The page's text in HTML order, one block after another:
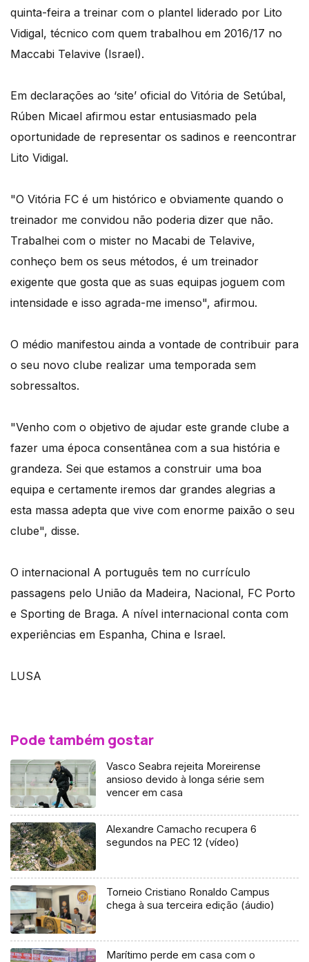
quinta-feira a treinar com o plantel liderado por Lito
Vidigal, técnico com quem trabalhou em 2016/17 no
Maccabi Telavive (Israel).
Em declarações ao ‘site’ oficial do Vitória de Setúbal,
Rúben Micael afirmou estar entusiasmado pela
oportunidade de representar os sadinos e reencontrar
Lito Vidigal.
"O Vitória FC é um histórico e obviamente quando o
treinador me convidou não poderia dizer que não.
Trabalhei com o mister no Macabi de Telavive,
conheço bem os seus métodos, é um treinador
exigente que gosta que as suas equipas joguem com
intensidade e isso agrada-me imenso", afirmou.
O médio manifestou ainda a vontade de contribuir para
o seu novo clube realizar uma temporada sem
sobressaltos.
"Venho com o objetivo de ajudar este grande clube a
fazer uma época consentânea com a sua história e
grandeza. Sei que estamos a construir uma boa
equipa e certamente iremos dar grandes alegrias a
esta massa adepta que vive com enorme paixão o seu
clube", disse.
O internacional A português tem no currículo
passagens pelo União da Madeira, Nacional, FC Porto
e Sporting de Braga. A nível internacional conta com
experiências em Espanha, China e Israel.
LUSA
Pode também gostar
Vasco Seabra rejeita Moreirense
ansioso devido à longa série sem
vencer em casa
Alexandre Camacho recupera 6
segundos na PEC 12 (vídeo)
Torneio Cristiano Ronaldo Campus
chega à sua terceira edição (áudio)
Marítimo perde em casa com o